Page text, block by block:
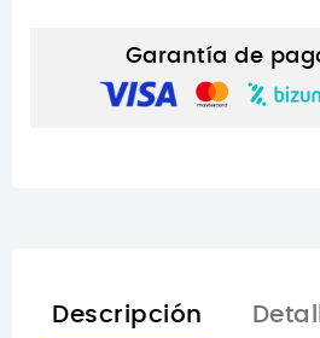
Garantía de
Descripción